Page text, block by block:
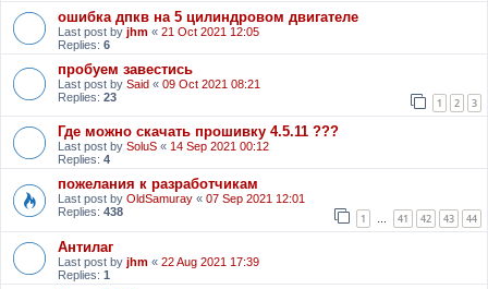
ошибка дпкв на 5 цилиндровом двигателе
Last post by jhm « 21 Oct 2021 12:05
Replies: 6
пробуем завестись
Last post by Said « 09 Oct 2021 08:21
Replies: 23 1 2 3
Где можно скачать прошивку 4.5.11 ???
Last post by SoluS « 14 Sep 2021 00:12
Replies: 4
пожелания к разработчикам
Last post by OldSamuray « 07 Sep 2021 12:01
Replies: 438 1 … 41 42 43 44
Антилаг
Last post by jhm « 22 Aug 2021 17:39
Replies: 1